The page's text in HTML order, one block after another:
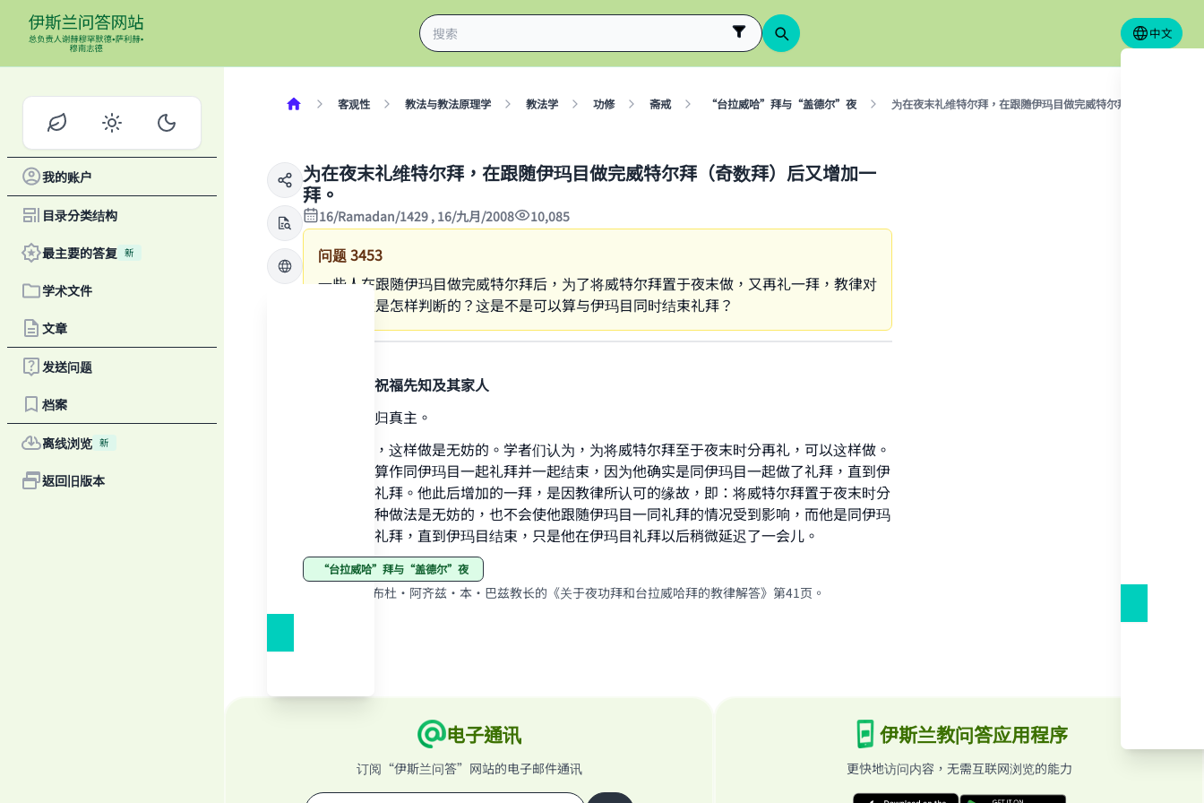
中文
我的账户
目录分类结构
最主要的答复 新
学术文件
文章
发送问题
档案
离线浏览 新
返回旧版本
客观性 教法与教法原理学 教法学 功修 斋戒 “台拉威哈”拜与“盖德尔”夜 为在夜末礼维特尔拜，在跟随伊玛目做完威特尔拜（奇数拜）后
为在夜末礼维特尔拜，在跟随伊玛目做完威特尔拜（奇数拜）后又增加一
拜。
16/Ramadan/1429 , 16/九月/2008 10,085
问题3453
一些人在跟随伊玛目做完威特尔拜后，为了将威特尔拜置于夜末做，又再礼一拜，教律对
于这样做是怎样判断的？这是不是可以算与伊玛目同时结束礼拜？
感谢真主，祝福先知及其家人
一切赞颂全归真主。
据我们所知，这样做是无妨的。学者们认为，为将威特尔拜至于夜末时分再礼，可以这样做。
这样做可以算作同伊玛目一起礼拜并一起结束，因为他确实是同伊玛目一起做了礼拜，直到伊
玛目结束了礼拜。他此后增加的一拜，是因教律所认可的缘故，即：将威特尔拜置于夜末时分
做。因此这种做法是无妨的，也不会使他跟随伊玛目一同礼拜的情况受到影响，而他是同伊玛
目一起做了礼拜，直到伊玛目结束，只是他在伊玛目礼拜以后稍微延迟了一会儿。
“台拉威哈”拜与“盖德尔”夜
摘自阿布杜·阿齐兹·本·巴兹教长的《关于夜功拜和台拉威哈拜的教律解答》第41页。
电子通讯
订阅“伊斯兰问答”网站的电子邮件通讯
伊斯兰教问答应用程序
更快地访问内容，无需互联网浏览的能力
Make an impact on millions of lives with your
Your support is crucial for our mission.
The Prophet (ﷺ) said:
"A person who leads others to doing what is good will earn the
same reward as those who do it."